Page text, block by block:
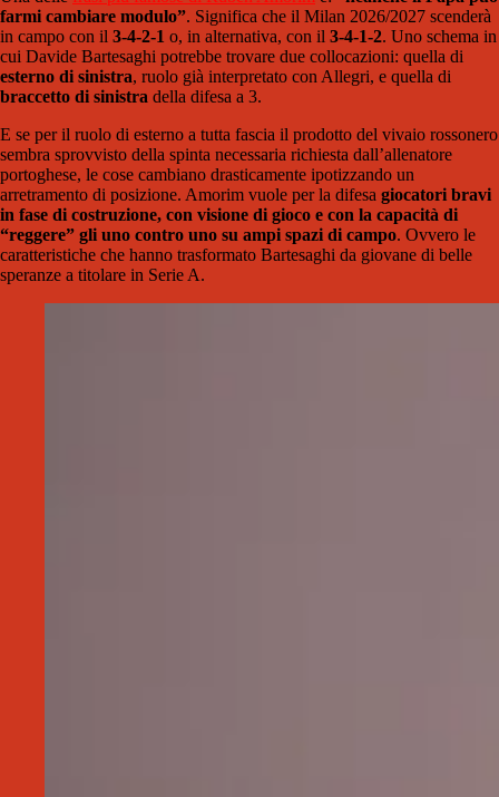
farmi cambiare modulo”. Significa che il Milan 2026/2027 scenderà
in campo con il 3-4-2-1 o, in alternativa, con il 3-4-1-2. Uno schema in
cui Davide Bartesaghi potrebbe trovare due collocazioni: quella di
esterno di sinistra, ruolo già interpretato con Allegri, e quella di
braccetto di sinistra della difesa a 3.
E se per il ruolo di esterno a tutta fascia il prodotto del vivaio rossonero
sembra sprovvisto della spinta necessaria richiesta dall’allenatore
portoghese, le cose cambiano drasticamente ipotizzando un
arretramento di posizione. Amorim vuole per la difesa giocatori bravi
in fase di costruzione, con visione di gioco e con la capacità di
“reggere” gli uno contro uno su ampi spazi di campo. Ovvero le
caratteristiche che hanno trasformato Bartesaghi da giovane di belle
speranze a titolare in Serie A.